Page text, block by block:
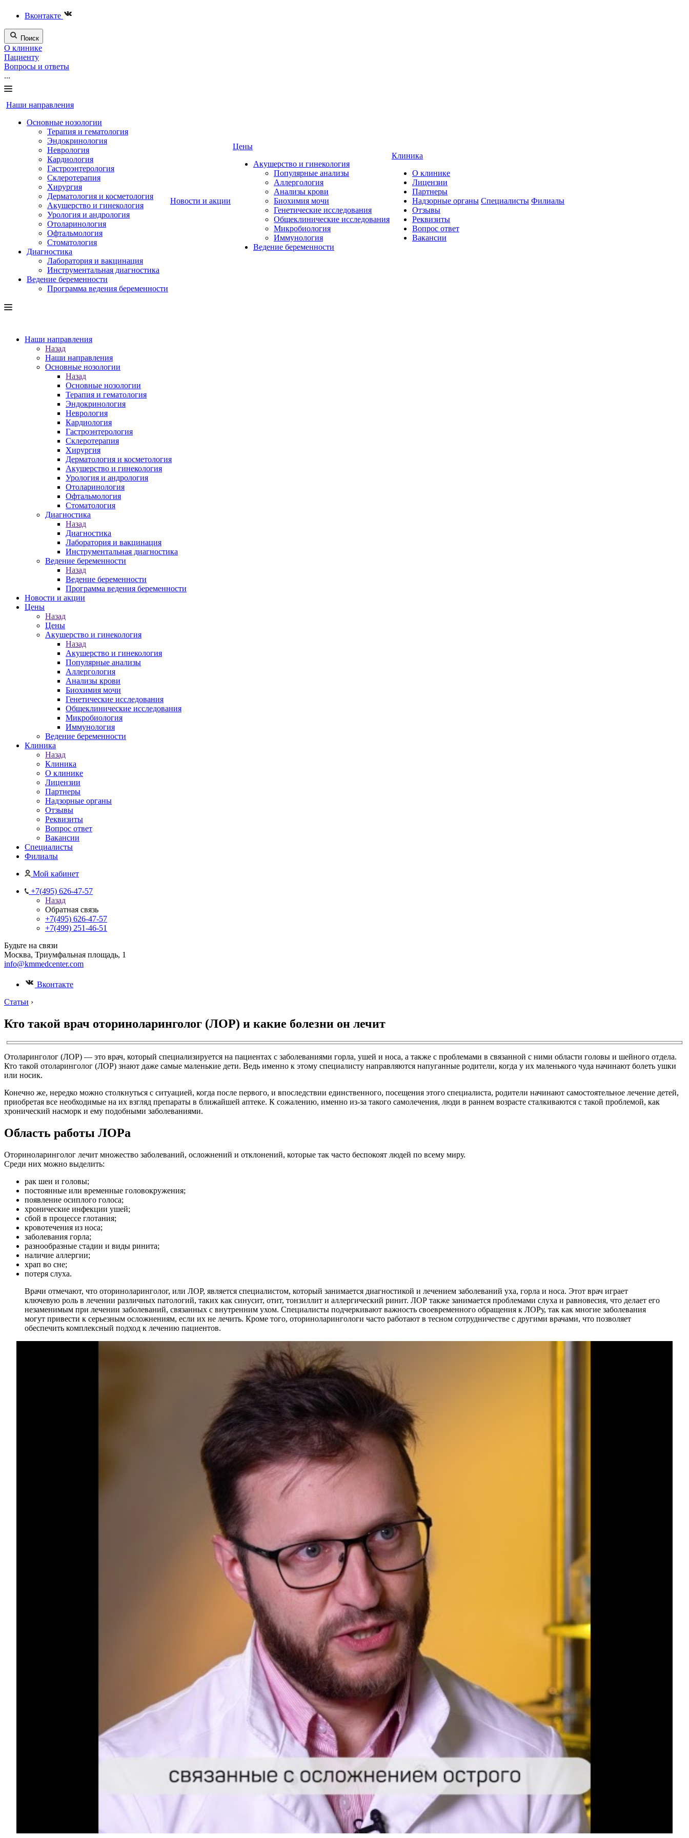
Вконтакте
Поиск
О клинике
Пациенту
Вопросы и ответы
...
Наши направления
Основные нозологии
Терапия и гематология
Эндокринология
Неврология
Кардиология
Гастроэнтерология
Склеротерапия
Хирургия
Дерматология и косметология
Акушерство и гинекология
Урология и андрология
Отоларинология
Офтальмология
Стоматология
Диагностика
Лаборатория и вакцинация
Инструментальная диагностика
Ведение беременности
Программа ведения беременности
Новости и акции
Цены
Акушерство и гинекология
Популярные анализы
Аллергология
Анализы крови
Биохимия мочи
Генетические исследования
Общеклинические исследования
Микробиология
Иммунология
Ведение беременности
Клиника
О клинике
Лицензии
Партнеры
Надзорные органы
Отзывы
Реквизиты
Вопрос ответ
Вакансии
Специалисты Филиалы
Наши направления
Назад
Наши направления
Основные нозологии
Назад
Основные нозологии
Терапия и гематология
Эндокринология
Неврология
Кардиология
Гастроэнтерология
Склеротерапия
Хирургия
Дерматология и косметология
Акушерство и гинекология
Урология и андрология
Отоларинология
Офтальмология
Стоматология
Диагностика
Назад
Диагностика
Лаборатория и вакцинация
Инструментальная диагностика
Ведение беременности
Назад
Ведение беременности
Программа ведения беременности
Новости и акции
Цены
Назад
Цены
Акушерство и гинекология
Назад
Акушерство и гинекология
Популярные анализы
Аллергология
Анализы крови
Биохимия мочи
Генетические исследования
Общеклинические исследования
Микробиология
Иммунология
Ведение беременности
Клиника
Назад
Клиника
О клинике
Лицензии
Партнеры
Надзорные органы
Отзывы
Реквизиты
Вопрос ответ
Вакансии
Специалисты
Филиалы
Мой кабинет
+7(495) 626-47-57
Назад
Обратная связь
+7(495) 626-47-57
+7(499) 251-46-51
Будьте на связи
Москва, Триумфальная площадь, 1
info@kmmedcenter.com
Вконтакте
Статьи ›
Кто такой врач оториноларинголог (ЛОР) и какие болезни он лечит
Отоларинголог (ЛОР) — это врач, который специализируется на пациентах с заболеваниями горла, ушей и носа, а также с проблемами в связанной с ними области головы и шейного отдела.
Кто такой отоларинголог (ЛОР) знают даже самые маленькие дети. Ведь именно к этому специалисту направляются напуганные родители, когда у их маленького чуда начинают болеть ушки
или носик.
Конечно же, нередко можно столкнуться с ситуацией, когда после первого, и впоследствии единственного, посещения этого специалиста, родители начинают самостоятельное лечение детей,
приобретая все необходимые на их взгляд препараты в ближайшей аптеке. К сожалению, именно из-за такого самолечения, люди в раннем возрасте сталкиваются с такой проблемой, как
хронический насморк и ему подобными заболеваниями.
Область работы ЛОРа
Оториноларинголог лечит множество заболеваний, осложнений и отклонений, которые так часто беспокоят людей по всему миру.
Среди них можно выделить:
рак шеи и головы;
постоянные или временные головокружения;
появление осиплого голоса;
хронические инфекции ушей;
сбой в процессе глотания;
кровотечения из носа;
заболевания горла;
разнообразные стадии и виды ринита;
наличие аллергии;
храп во сне;
потеря слуха.
Врачи отмечают, что оториноларинголог, или ЛОР, является специалистом, который занимается диагностикой и лечением заболеваний уха, горла и носа. Этот врач играет
ключевую роль в лечении различных патологий, таких как синусит, отит, тонзиллит и аллергический ринит. ЛОР также занимается проблемами слуха и равновесия, что делает его
незаменимым при лечении заболеваний, связанных с внутренним ухом. Специалисты подчеркивают важность своевременного обращения к ЛОРу, так как многие заболевания
могут привести к серьезным осложнениям, если их не лечить. Кроме того, оториноларингологи часто работают в тесном сотрудничестве с другими врачами, что позволяет
обеспечить комплексный подход к лечению пациентов.